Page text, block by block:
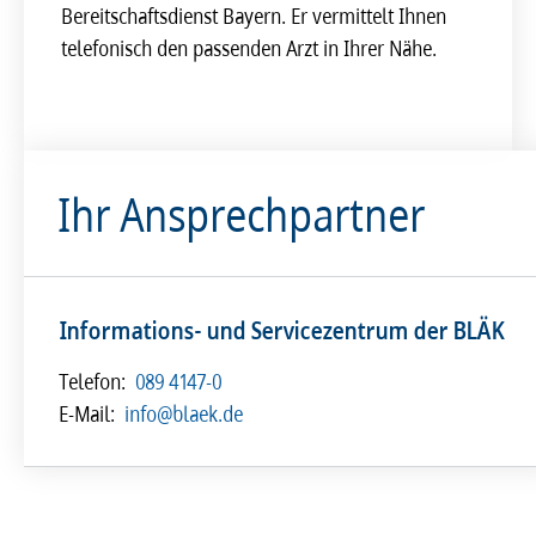
Bereitschaftsdienst Bayern. Er vermittelt Ihnen
telefonisch den passenden Arzt in Ihrer Nähe.
Ihr Ansprechpartner
Informations- und Servicezentrum der BLÄK
Telefon: 089 4147-0
E-Mail: info@blaek.de